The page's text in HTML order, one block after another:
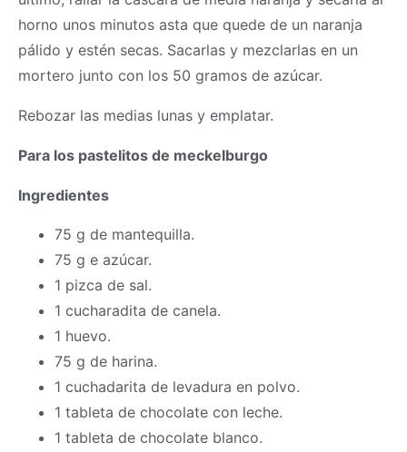
horno unos minutos asta que quede de un naranja
pálido y estén secas. Sacarlas y mezclarlas en un
mortero junto con los 50 gramos de azúcar.
Rebozar las medias lunas y emplatar.
Para los pastelitos de meckelburgo
Ingredientes
75 g de mantequilla.
75 g e azúcar.
1 pizca de sal.
1 cucharadita de canela.
1 huevo.
75 g de harina.
1 cuchadarita de levadura en polvo.
1 tableta de chocolate con leche.
1 tableta de chocolate blanco.